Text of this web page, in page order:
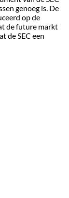
genoeg is. De
op de
de future markt
de SEC een